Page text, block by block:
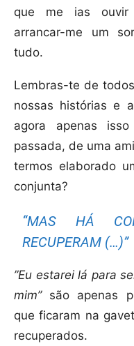
que me ias ouvir
arrancar-me um
tudo.
Lembras-te de
nossas histórias e
agora apenas
passada, de uma
termos elaborado
conjunta?
“MAS HÁ
RECUPERAM (…)”
”Eu estarei lá para
mim”são apenas
que ficaram na
recuperados.